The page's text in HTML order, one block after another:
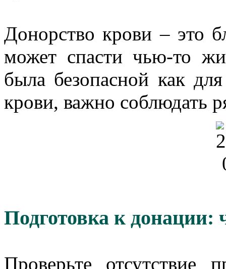
Донорство крови – это
может спасти чью-то
была безопасной как
крови, важно соблюдать
Подготовка к донации:
Проверьте отсутствие